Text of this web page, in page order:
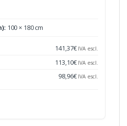
100 × 180 cm
141,37€ IVA escl.
113,10€ IVA escl.
98,96€ IVA escl.